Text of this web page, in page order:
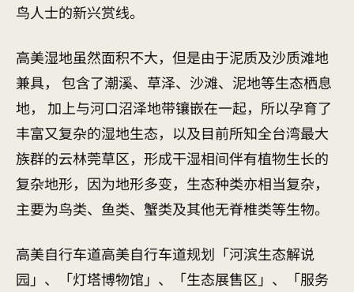
鸟人士的新兴赏线。
高美湿地虽然面积不大，但是由于泥质及沙质滩地
兼具， 包含了潮溪、草泽、沙滩、泥地等生态栖息
地， 加上与河口沼泽地带镶嵌在一起，所以孕育了
丰富又复杂的湿地生态，以及目前所知全台湾最大
族群的云林莞草区，形成干湿相间伴有植物生长的
复杂地形，因为地形多变，生态种类亦相当复杂，
主要为鸟类、鱼类、蟹类及其他无脊椎类等生物。
高美自行车道高美自行车道规划「河滨生态解说
园」、「灯塔博物馆」、「生态展售区」、「服务